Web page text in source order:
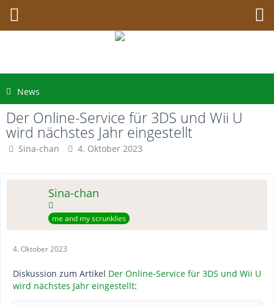
News
Der Online-Service für 3DS und Wii U
wird nächstes Jahr eingestellt
Sina-chan 4. Oktober 2023
Sina-chan
me and my scrunklies
4. Oktober 2023
Diskussion zum Artikel Der Online-Service für 3DS und Wii U
wird nächstes Jahr eingestellt: